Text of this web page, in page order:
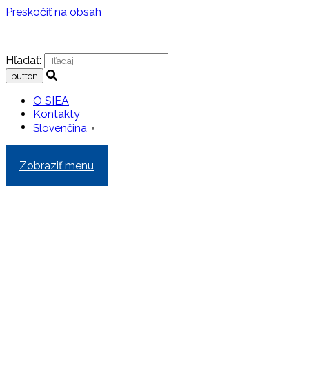
Preskočiť na obsah
Hľadať:
O SIEA
Kontakty
Slovenčina ▼
Zobraziť menu